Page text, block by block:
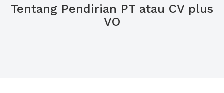
Tentang Pendirian PT atau CV plus
VO